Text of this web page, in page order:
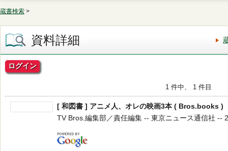
蔵書検索 >
資料詳細
ログイン
1 件中、 1 件目
[ 和図書 ] アニメ人、オレの映画3本 ( Bros.books )
TV Bros.編集部／責任編集 -- 東京ニュース通信社 --